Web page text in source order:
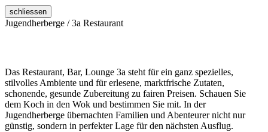
schliessen
Jugendherberge / 3a Restaurant
Das Restaurant, Bar, Lounge 3a steht für ein ganz spezielles,
stilvolles Ambiente und für erlesene, marktfrische Zutaten,
schonende, gesunde Zubereitung zu fairen Preisen. Schauen Sie
dem Koch in den Wok und bestimmen Sie mit. In der
Jugendherberge übernachten Familien und Abenteurer nicht nur
günstig, sondern in perfekter Lage für den nächsten Ausflug.